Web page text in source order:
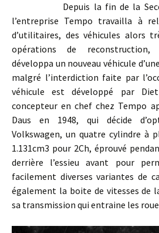
Depuis la fin de la
l’entreprise Tempo travailla à
d’utilitaires, des véhicules alors
opérations de reconstruction,
développa un nouveau véhicule
malgré l’interdiction faite par
véhicule est développé par
concepteur en chef chez Tempo
Daus en 1948, qui décide
Volkswagen, un quatre cylindre à
1.131cm3 pour 2Ch, éprouvé
derrière l’essieu avant pour
facilement diverses variantes de
également la boite de vitesses de
sa transmission qui entraine les